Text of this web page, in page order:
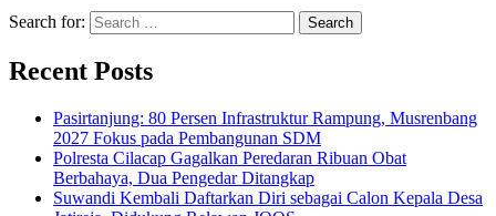
Search for:
Recent Posts
Pasirtanjung: 80 Persen Infrastruktur Rampung, Musrenbang
2027 Fokus pada Pembangunan SDM
Polresta Cilacap Gagalkan Peredaran Ribuan Obat
Berbahaya, Dua Pengedar Ditangkap
Suwandi Kembali Daftarkan Diri sebagai Calon Kepala Desa